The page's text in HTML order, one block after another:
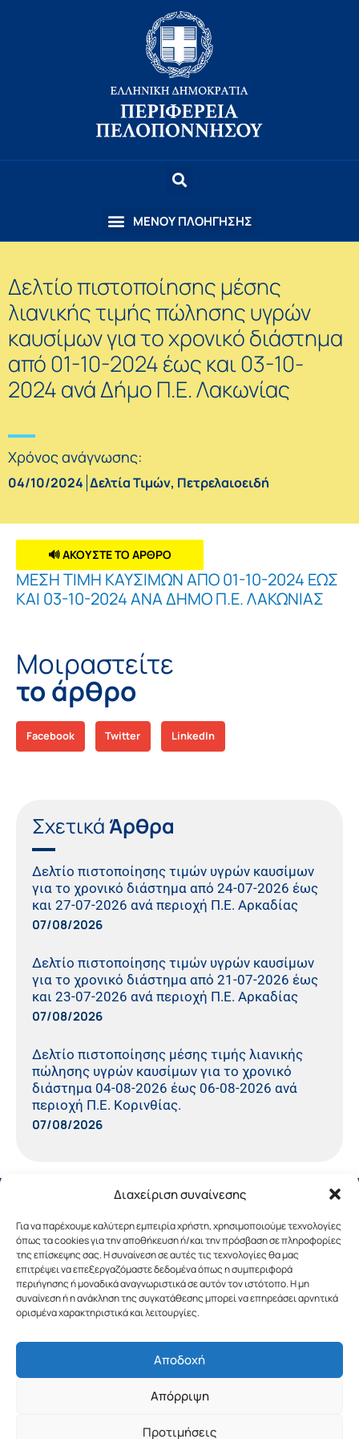
Διαχείριση συναίνεσης
Για να παρέχουμε καλύτερη εμπειρία χρήστη, χρησιμοποιούμε τεχνολογίες
όπως τα cookies για την αποθήκευση ή/και την πρόσβαση σε πληροφορίες
της επίσκεψης σας. Η συναίνεση σε αυτές τις τεχνολογίες θα μας
επιτρέψει να επεξεργαζόμαστε δεδομένα όπως η συμπεριφορά
περιήγησης ή μοναδικά αναγνωριστικά σε αυτόν τον ιστότοπο. Η μη
συναίνεση ή η ανάκληση της συγκατάθεσης μπορεί να επηρεάσει αρνητικά
ορισμένα χαρακτηριστικά και λειτουργίες.
Αποδοχή
Απόρριψη
Προτιμήσεις
Δελτίο πιστοποίησης μέσης
λιανικής τιμής πώλησης υγρών
καυσίμων για το χρονικό διάστημα
από 01-10-2024 έως και 03-10-
2024 ανά Δήμο Π.Ε. Λακωνίας
Χρόνος ανάγνωσης:
04/10/2024 Δελτία Τιμών, Πετρελαιοειδή
🔊 ΑΚΟΥΣΤΕ ΤΟ ΑΡΘΡΟ
ΜΕΣΗ ΤΙΜΗ ΚΑΥΣΙΜΩΝ ΑΠΟ 01-10-2024 ΕΩΣ
ΚΑΙ 03-10-2024 ΑΝΑ ΔΗΜΟ Π.Ε. ΛΑΚΩΝΙΑΣ
Μοιραστείτε
το άρθρο
Facebook Twitter LinkedIn
Σχετικά Άρθρα
Δελτίο πιστοποίησης τιμών υγρών καυσίμων
για το χρονικό διάστημα από 24-07-2026 έως
και 27-07-2026 ανά περιοχή Π.Ε. Αρκαδίας
07/08/2026
Δελτίο πιστοποίησης τιμών υγρών καυσίμων
για το χρονικό διάστημα από 21-07-2026 έως
και 23-07-2026 ανά περιοχή Π.Ε. Αρκαδίας
07/08/2026
Δελτίο πιστοποίησης μέσης τιμής λιανικής
πώλησης υγρών καυσίμων για το χρονικό
διάστημα 04-08-2026 έως 06-08-2026 ανά
περιοχή Π.Ε. Κορινθίας.
07/08/2026
Copyright © 2019 Περιφέρεια Πελοποννήσου.
Σχεδιασμός & Υλοποίηση από την